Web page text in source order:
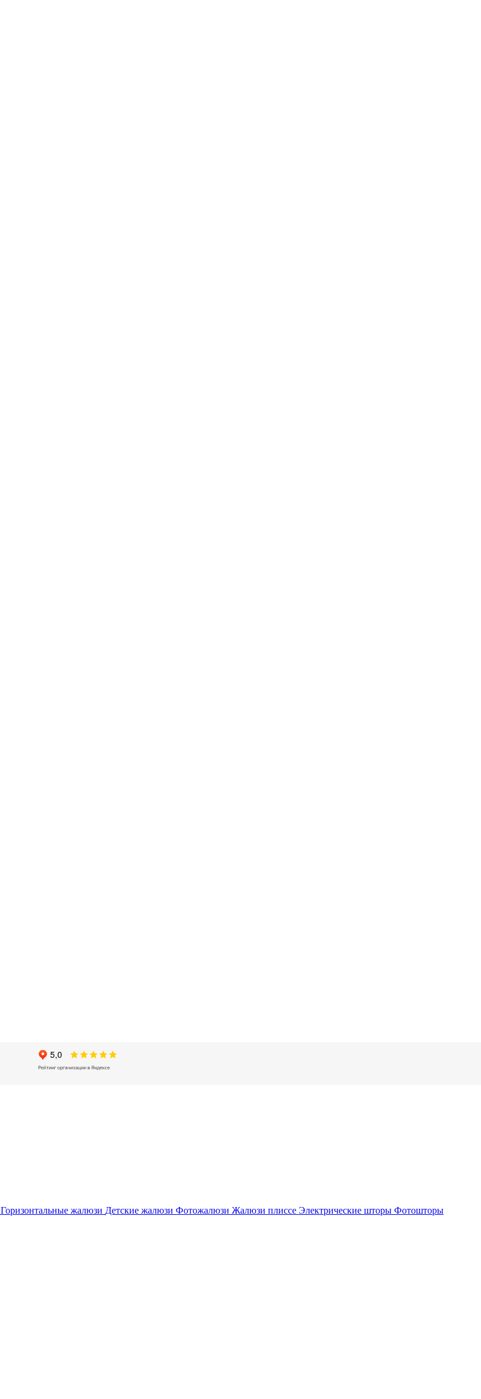
Горизонтальные жалюзи Детские жалюзи Фотожалюзи Жалюзи плиссе Электрические шторы Фотошторы